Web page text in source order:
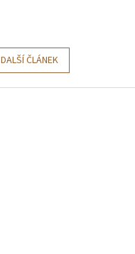
DALŠÍ ČLÁNEK